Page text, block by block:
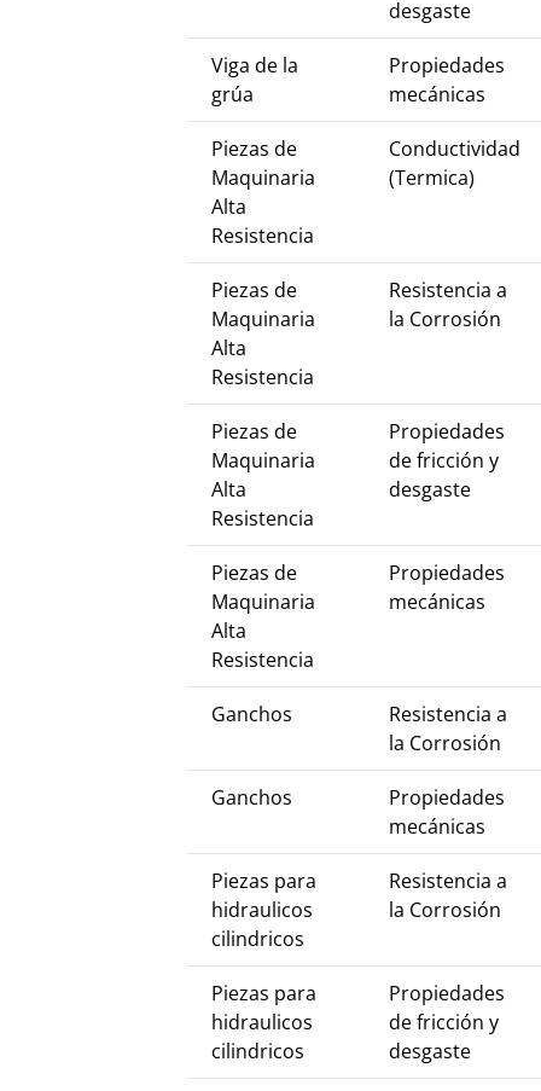
desgaste
Viga de la
grúa
Propiedades
mecánicas
Piezas de
Maquinaria
Alta
Resistencia
Conductividad
(Termica)
Piezas de
Maquinaria
Alta
Resistencia
Resistencia a
la Corrosión
Piezas de
Maquinaria
Alta
Resistencia
Propiedades
de fricción y
desgaste
Piezas de
Maquinaria
Alta
Resistencia
Propiedades
mecánicas
Ganchos
Resistencia a
la Corrosión
Ganchos
Propiedades
mecánicas
Piezas para
hidraulicos
cilindricos
Resistencia a
la Corrosión
Piezas para
hidraulicos
cilindricos
Propiedades
de fricción y
desgaste